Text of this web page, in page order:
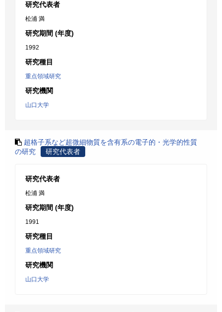
研究代表者
松浦 満
研究期間 (年度)
1992
研究種目
重点領域研究
研究機関
山口大学
超格子系など超微細物質を含有系の電子的・光学的性質
の研究
研究代表者
研究代表者
松浦 満
研究期間 (年度)
1991
研究種目
重点領域研究
研究機関
山口大学